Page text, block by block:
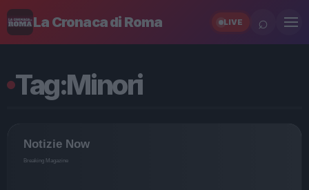
La Cronaca di Roma LIVE ⌕
Tag:Minori